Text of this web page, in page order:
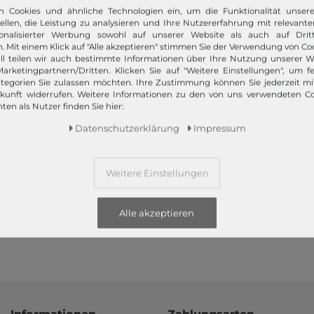
bietet Ihnen die angesagtesten Modetrends. Und das 365
nur das Beste! Ausgewählte Marken, wie TOMMY HILFIGER,
Campomaggi oder LIEBESKIND BERLIN.
Wir versenden Ihre Bestellung schnell per
Mehr dazu!
Cookies und ähnliche Technologien ein, um die Funktionalität
die Leistung zu analysieren und Ihre Nutzererfahrung mit
Werbung sowohl auf unserer Website als auch auf
Mit einem Klick auf "Alle akzeptieren" stimmen Sie der Verwendung von
teilen wir auch bestimmte Informationen über Ihre Nutzung unserer
Dritten. Klicken Sie auf "Weitere Einstellungen", um
Sie zulassen möchten. Ihre Zustimmung können Sie jederzeit
widerrufen. Weitere Informationen zu den von uns verwendeten
als Nutzer finden Sie hier:
Daten­schutz­erklärung Impressum
Weitere Einstellungen
Alle akzeptieren